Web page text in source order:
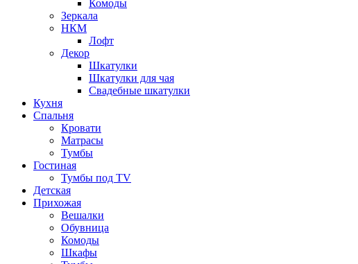
Комоды
Зеркала
НКМ
Лофт
Декор
Шкатулки
Шкатулки для чая
Свадебные шкатулки
Кухня
Спальня
Кровати
Матрасы
Тумбы
Гостиная
Тумбы под TV
Детская
Прихожая
Вешалки
Обувница
Комоды
Шкафы